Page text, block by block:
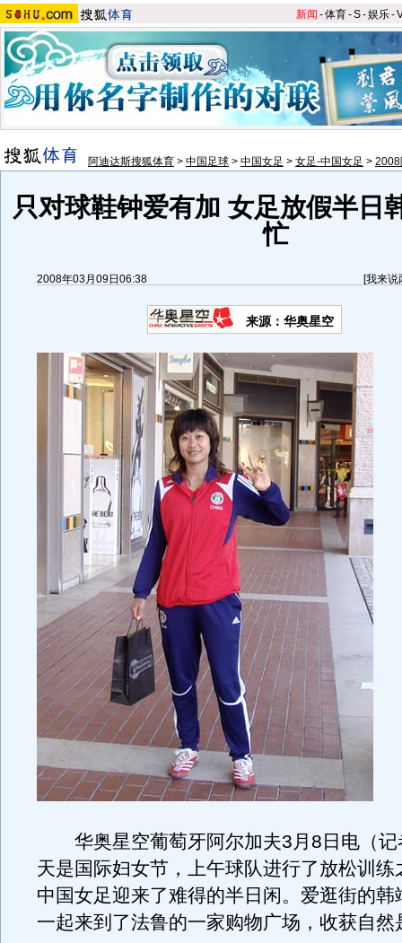
新闻 -体育-S-娱乐-
阿迪达斯搜狐体育 > 中国足球 > 中国女足 > 女足-中国女足 > 2008
只对球鞋钟爱有加 女足放假半日
忙
2008年03月09日06:38 [我来说
来源：华奥星空
华奥星空葡萄牙阿尔加夫3月8日电（记
天是国际妇女节，上午球队进行了放松训练
中国女足迎来了难得的半日闲。爱逛街的韩
一起来到了法鲁的一家购物广场，收获自然